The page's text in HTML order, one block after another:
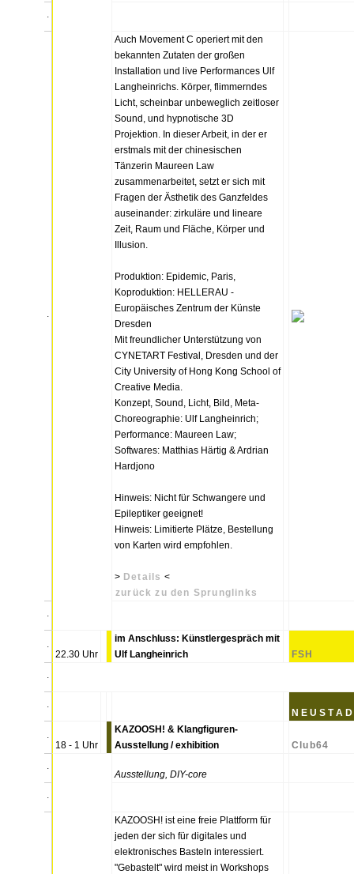
.
.
Auch Movement C operiert mit den
bekannten Zutaten der großen
Installation und live Performances Ulf
Langheinrichs. Körper, flimmerndes
Licht, scheinbar unbeweglich zeitloser
Sound, und hypnotische 3D
Projektion. In dieser Arbeit, in der er
erstmals mit der chinesischen
Tänzerin Maureen Law
zusammenarbeitet, setzt er sich mit
Fragen der Ästhetik des Ganzfeldes
auseinander: zirkuläre und lineare
Zeit, Raum und Fläche, Körper und
Illusion.
Produktion: Epidemic, Paris,
Koproduktion: HELLERAU -
Europäisches Zentrum der Künste
Dresden
Mit freundlicher Unterstützung von
CYNETART Festival, Dresden und der
City University of Hong Kong School of
Creative Media.
Konzept, Sound, Licht, Bild, Meta-
Choreographie: Ulf Langheinrich;
Performance: Maureen Law;
Softwares: Matthias Härtig & Ardrian
Hardjono
Hinweis: Nicht für Schwangere und
Epileptiker geeignet!
Hinweis: Limitierte Plätze, Bestellung
von Karten wird empfohlen.
> Details <
zurück zu den Sprunglinks
.
.
22.30 Uhr
im Anschluss: Künstlergespräch mit
Ulf Langheinrich
FSH
.
.
N E U S T A
.
18 - 1 Uhr
KAZOOSH! & Klangfiguren-
Ausstellung / exhibition
Club64
.
Ausstellung, DIY-core
.
KAZOOSH! ist eine freie Plattform für
jeden der sich für digitales und
elektronisches Basteln interessiert.
"Gebastelt" wird meist in Workshops